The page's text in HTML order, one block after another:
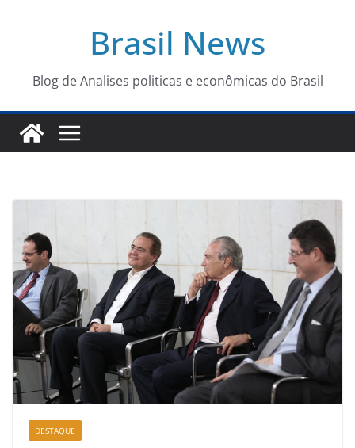
conteúdo
Brasil News
Blog de Analises politicas e econômicas do Brasil
DESTAQUE